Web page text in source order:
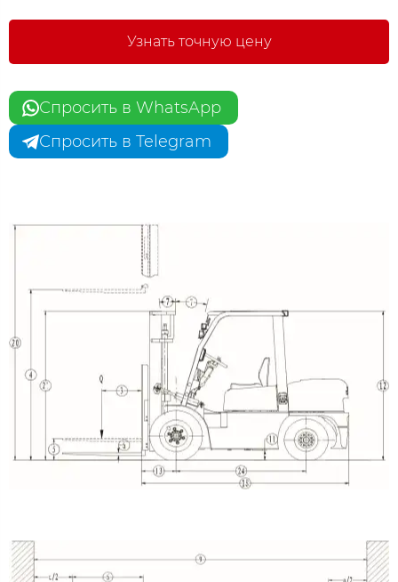
Узнать точную цену
Спросить в WhatsApp
Спросить в Telegram